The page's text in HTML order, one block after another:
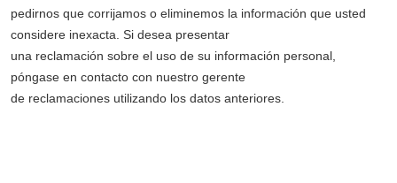
pedirnos que corrijamos o eliminemos la información que usted
considere inexacta. Si desea presentar
una reclamación sobre el uso de su información personal,
póngase en contacto con nuestro gerente
de reclamaciones utilizando los datos anteriores.